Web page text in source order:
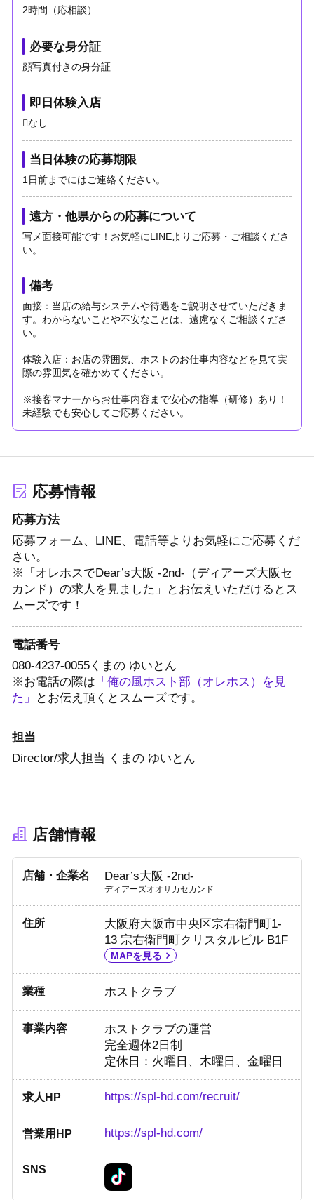
2時間（応相談）
必要な身分証
顔写真付きの身分証
即日体験入店
なし
当日体験の応募期限
1日前までにはご連絡ください。
遠方・他県からの応募について
写メ面接可能です！お気軽にLINEよりご応募・ご相談くださ
い。
備考
面接：当店の給与システムや待遇をご説明させていただきま
す。わからないことや不安なことは、遠慮なくご相談くださ
い。
体験入店：お店の雰囲気、ホストのお仕事内容などを見て実
際の雰囲気を確かめてください。
※接客マナーからお仕事内容まで安心の指導（研修）あり！
未経験でも安心してご応募ください。
応募情報
応募方法
応募フォーム、LINE、電話等よりお気軽にご応募くだ
さい。
※「オレホスでDear’s大阪 -2nd-（ディアーズ大阪セ
カンド）の求人を見ました」とお伝えいただけるとス
ムーズです！
電話番号
080-4237-0055くまの ゆいとん
※お電話の際は 「俺の風ホスト部（オレホス）を見
た」
とお伝え頂くとスムーズです。
担当
Director/求人担当 くまの ゆいとん
店舗情報
店舗・企業名 Dear’s大阪 -2nd-
ディアーズオオサカセカンド
住所
大阪府大阪市中央区宗右衛門町1-
13 宗右衛門町クリスタルビル B1F
MAPを見る
業種 ホストクラブ
事業内容
ホストクラブの運営
完全週休2日制
定休日：火曜日、木曜日、金曜日
求人HP https://spl-hd.com/recruit/
営業用HP https://spl-hd.com/
SNS